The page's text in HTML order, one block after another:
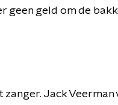
geen geld om de
zanger. Jack